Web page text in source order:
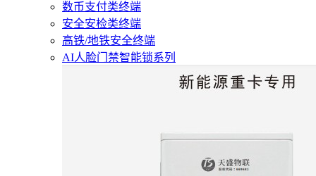
数币支付类终端
安全安检类终端
高铁/地铁安全终端
AI人脸门禁智能锁系列